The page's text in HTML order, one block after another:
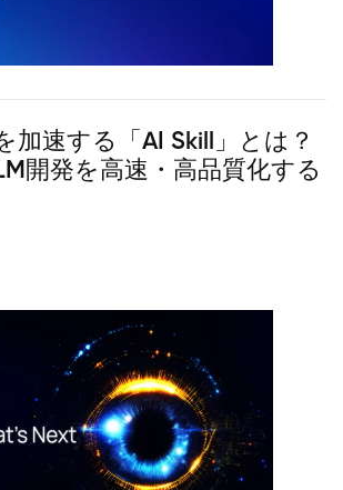
加速する「AI Skill」とは？
開発を高速・高品質化する